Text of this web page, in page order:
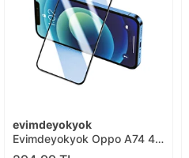
evimdeyokyok
Evimdeyokyok Oppo A74 4g
3d Antistatik Seramik Nano